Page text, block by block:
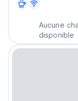
Aucune
disponible